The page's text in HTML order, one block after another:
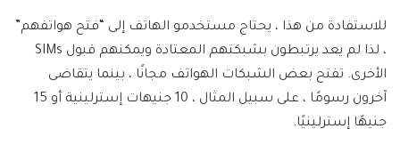
للاستفادة من هذا ، يحتاج مستخدمو الهاتف إلى “فتح هواتفهم”
، لذا لم يعد يرتبطون بشبكتهم المعتادة ويمكنهم قبول SIMs
الأخرى. تفتح بعض الشبكات الهواتف مجانًا ، بينما يتقاضى
آخرون رسومًا ، على سبيل المثال ، 10 جنيهات إسترلينية أو 15
جنيهًا إسترلينيًا.